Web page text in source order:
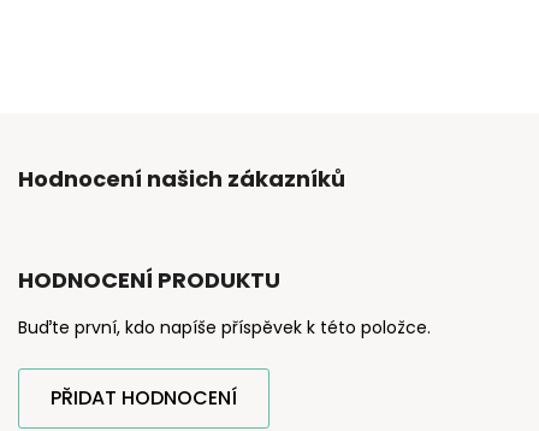
Hodnocení našich zákazníků
HODNOCENÍ PRODUKTU
Buďte první, kdo napíše příspěvek k této položce.
PŘIDAT HODNOCENÍ